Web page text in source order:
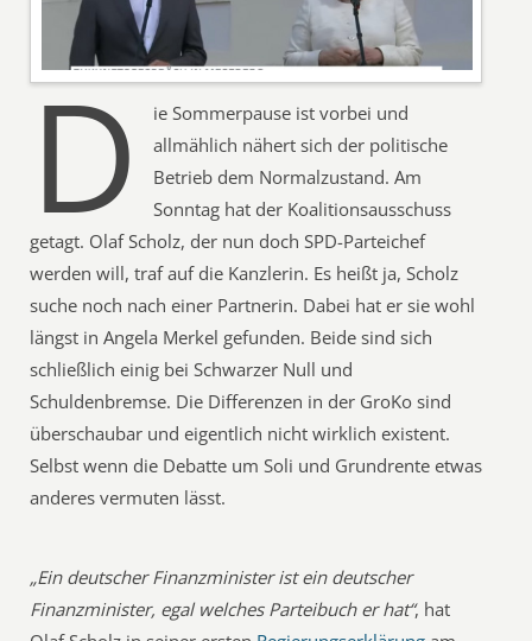
D
ie Sommerpause ist vorbei und
allmählich nähert sich der politische
Betrieb dem Normalzustand. Am
Sonntag hat der Koalitionsausschuss
getagt. Olaf Scholz, der nun doch SPD-Parteichef
werden will, traf auf die Kanzlerin. Es heißt ja, Scholz
suche noch nach einer Partnerin. Dabei hat er sie wohl
längst in Angela Merkel gefunden. Beide sind sich
schließlich einig bei Schwarzer Null und
Schuldenbremse. Die Differenzen in der GroKo sind
überschaubar und eigentlich nicht wirklich existent.
Selbst wenn die Debatte um Soli und Grundrente etwas
anderes vermuten lässt.
„Ein deutscher Finanzminister ist ein deutscher
Finanzminister, egal welches Parteibuch er hat“, hat